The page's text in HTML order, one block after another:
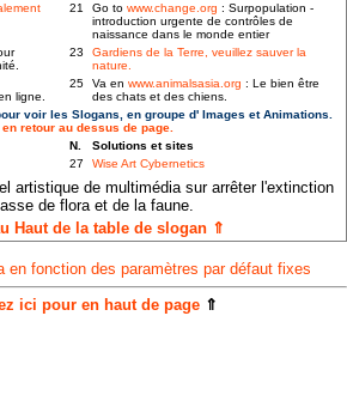
21 Go to www.change.org : Surpopulation -
introduction urgente de contrôles de
naissance dans le monde entier
23
Gardiens de la Terre, veuillez sauver la
nature.
ligne.
25 Va en www.animalsasia.org : Le bien être
des chats et des chiens.
voir les Slogans, en groupe d' Images et Animations.
en retour au dessus de page.
N.
Solutions et sites
27 Wise Art Cybernetics
artistique de multimédia sur arrêter l'extinction
de flora et de la faune.
Haut de la table de slogan ⇑
en fonction des paramètres par défaut fixes
ici pour en haut de page ⇑